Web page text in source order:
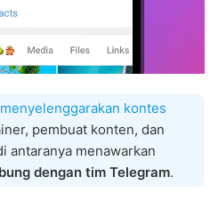
menyelenggarakan kontes
pembuat konten, dan
antaranya menawarkan
dengan tim Telegram.